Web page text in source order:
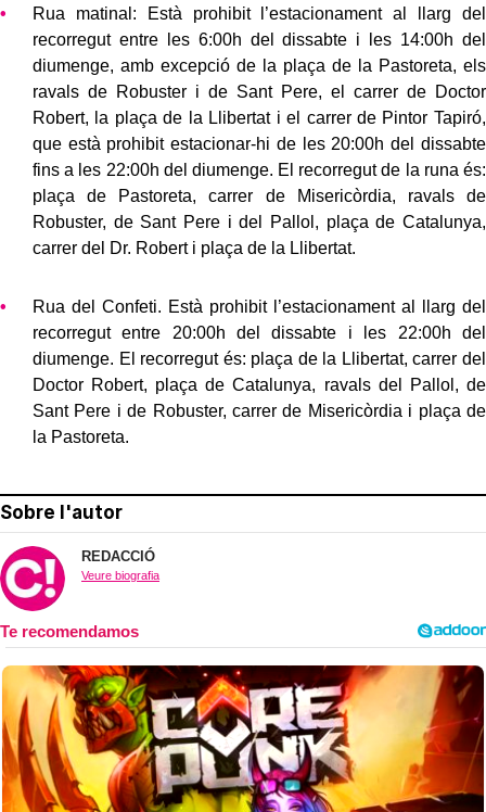
Rua matinal: Està prohibit l’estacionament al llarg del
recorregut entre les 6:00h del dissabte i les 14:00h del
diumenge, amb excepció de la plaça de la Pastoreta, els
ravals de Robuster i de Sant Pere, el carrer de Doctor
Robert, la plaça de la Llibertat i el carrer de Pintor Tapiró,
que està prohibit estacionar-hi de les 20:00h del dissabte
fins a les 22:00h del diumenge. El recorregut de la runa és:
plaça de Pastoreta, carrer de Misericòrdia, ravals de
Robuster, de Sant Pere i del Pallol, plaça de Catalunya,
carrer del Dr. Robert i plaça de la Llibertat.
Rua del Confeti. Està prohibit l’estacionament al llarg del
recorregut entre 20:00h del dissabte i les 22:00h del
diumenge. El recorregut és: plaça de la Llibertat, carrer del
Doctor Robert, plaça de Catalunya, ravals del Pallol, de
Sant Pere i de Robuster, carrer de Misericòrdia i plaça de
la Pastoreta.
Sobre l'autor
REDACCIÓ
Veure biografia